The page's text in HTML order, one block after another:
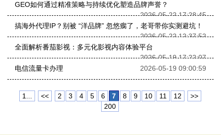
GEO如何通过精准策略与持续优化塑造品牌声誉？
2026-05-22 17:28:45
搞海外代理IP？别被 “洋品牌” 忽悠瘸了，老哥带你实测避坑！
2026-05-22 12:37:52
全面解析番茄影视：多元化影视内容体验平台
2026-05-19 17:22:07
电信流量卡办理
2026-05-19 09:00:59
1... << 2 3 4 5 6 7 8 9 10 11 12
>>
200